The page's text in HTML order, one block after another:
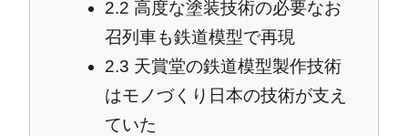
2.2 高度な塗装技術の必要なお
召列車も鉄道模型で再現
2.3 天賞堂の鉄道模型製作技術
はモノづくり日本の技術が支え
ていた